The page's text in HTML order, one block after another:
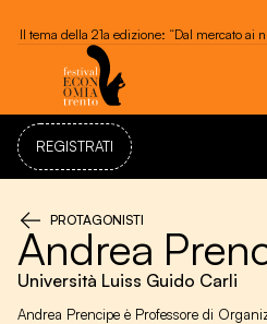
REGISTRATI
PROTAGONISTI
Andrea
Università Luiss Guido Carli
Andrea Prencipe è Professore di